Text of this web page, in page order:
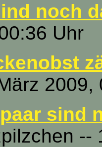
noch
Uhr
2009,
sind
--